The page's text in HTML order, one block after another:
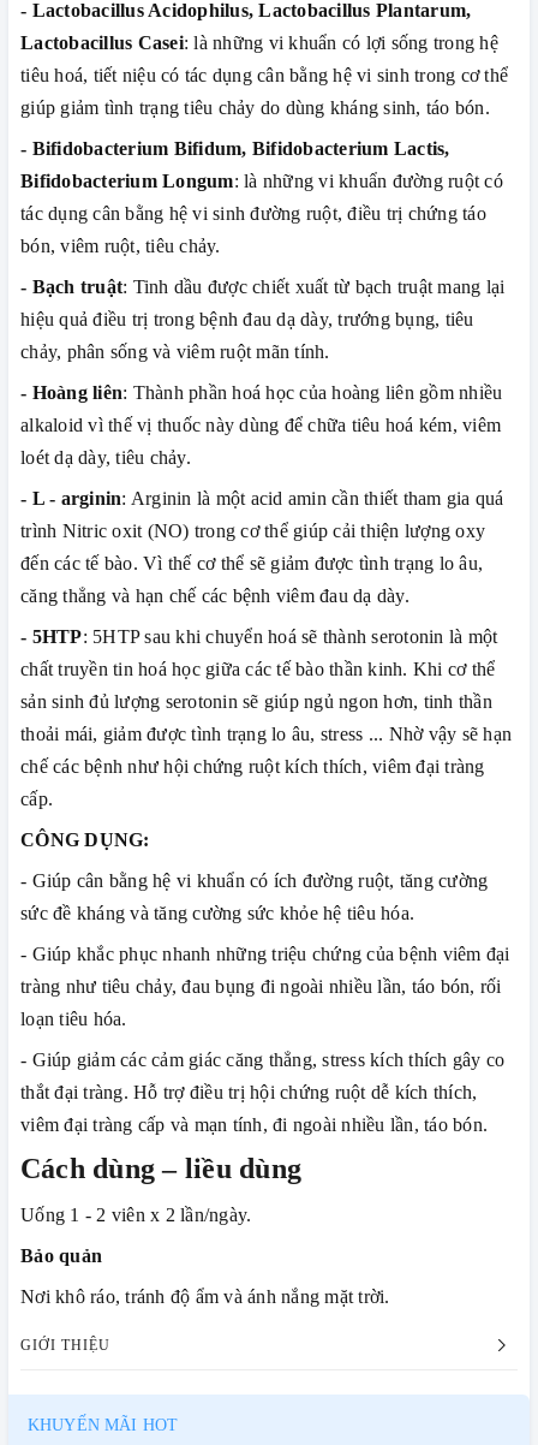
- Lactobacillus Acidophilus, Lactobacillus Plantarum,
Lactobacillus Casei: là những vi khuẩn có lợi sống trong hệ
tiêu hoá, tiết niệu có tác dụng cân bằng hệ vi sinh trong cơ thể
giúp giảm tình trạng tiêu chảy do dùng kháng sinh, táo bón.
- Bifidobacterium Bifidum, Bifidobacterium Lactis,
Bifidobacterium Longum: là những vi khuẩn đường ruột có
tác dụng cân bằng hệ vi sinh đường ruột, điều trị chứng táo
bón, viêm ruột, tiêu chảy.
- Bạch truật: Tinh dầu được chiết xuất từ bạch truật mang lại
hiệu quả điều trị trong bệnh đau dạ dày, trướng bụng, tiêu
chảy, phân sống và viêm ruột mãn tính.
- Hoàng liên: Thành phần hoá học của hoàng liên gồm nhiều
alkaloid vì thế vị thuốc này dùng để chữa tiêu hoá kém, viêm
loét dạ dày, tiêu chảy.
- L - arginin: Arginin là một acid amin cần thiết tham gia quá
trình Nitric oxit (NO) trong cơ thể giúp cải thiện lượng oxy
đến các tế bào. Vì thế cơ thể sẽ giảm được tình trạng lo âu,
căng thẳng và hạn chế các bệnh viêm đau dạ dày.
- 5HTP: 5HTP sau khi chuyển hoá sẽ thành serotonin là một
chất truyền tin hoá học giữa các tế bào thần kinh. Khi cơ thể
sản sinh đủ lượng serotonin sẽ giúp ngủ ngon hơn, tinh thần
thoải mái, giảm được tình trạng lo âu, stress ... Nhờ vậy sẽ hạn
chế các bệnh như hội chứng ruột kích thích, viêm đại tràng
cấp.
CÔNG DỤNG:
- Giúp cân bằng hệ vi khuẩn có ích đường ruột, tăng cường
sức đề kháng và tăng cường sức khỏe hệ tiêu hóa.
- Giúp khắc phục nhanh những triệu chứng của bệnh viêm đại
tràng như tiêu chảy, đau bụng đi ngoài nhiều lần, táo bón, rối
loạn tiêu hóa.
- Giúp giảm các cảm giác căng thẳng, stress kích thích gây co
thắt đại tràng. Hỗ trợ điều trị hội chứng ruột dễ kích thích,
viêm đại tràng cấp và mạn tính, đi ngoài nhiều lần, táo bón.
Cách dùng – liều dùng
Uống 1 - 2 viên x 2 lần/ngày.
Bảo quản
Nơi khô ráo, tránh độ ẩm và ánh nắng mặt trời.
GIỚI THIỆU
KHUYẾN MÃI HOT